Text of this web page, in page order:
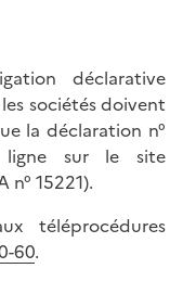
déclarative
sociétés doivent
la déclaration n°
ligne sur le site
n° 15221).
téléprocédures
60.